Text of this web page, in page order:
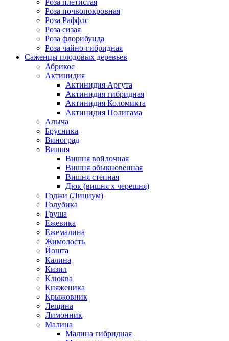
Роза плетистая
Роза почвопокровная
Роза Раффлс
Роза сизая
Роза флорибунда
Роза чайно-гибридная
Саженцы плодовых деревьев
Абрикос
Актинидия
Актинидия Аргута
Актинидия гибридная
Актинидия Коломикта
Актинидия Полигама
Алыча
Брусника
Виноград
Вишня
Вишня войлочная
Вишня обыкновенная
Вишня степная
Дюк (вишня х черешня)
Годжи (Лициум)
Голубика
Груша
Ежевика
Ежемалина
Жимолость
Йошта
Калина
Кизил
Клюква
Княженика
Крыжовник
Лещина
Лимонник
Малина
Малина гибридная